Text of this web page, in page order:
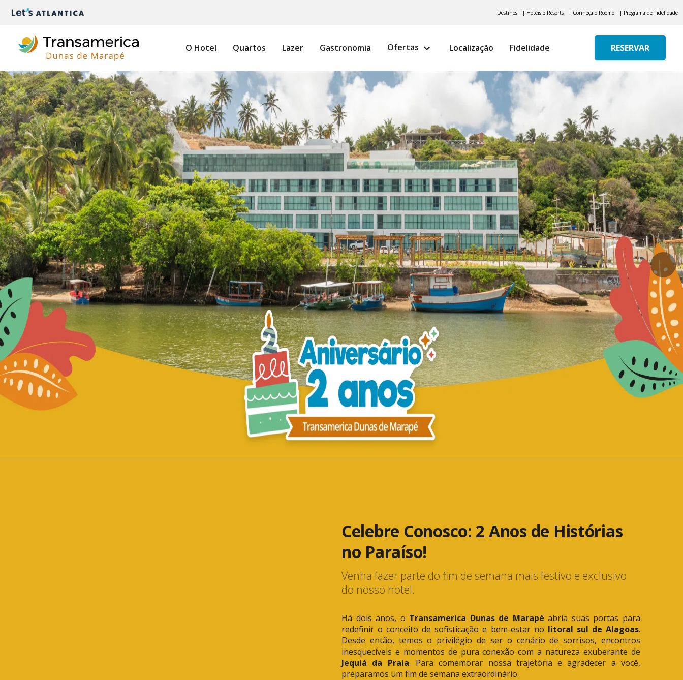
Destinos | Hotéis e Resorts | Conheça o Roomo | Programa de Fidelidade
O Hotel Quartos Lazer Gastronomia Ofertas Localização Fidelidade RESERVAR
Celebre Conosco: 2 Anos de Histórias
no Paraíso!
Venha fazer parte do fim de semana mais festivo e exclusivo
do nosso hotel.
Há dois anos, o Transamerica Dunas de Marapé abria suas portas para
redefinir o conceito de sofisticação e bem-estar no litoral sul de Alagoas.
Desde então, temos o privilégio de ser o cenário de sorrisos, encontros
inesquecíveis e momentos de pura conexão com a natureza exuberante de
Jequiá da Praia. Para comemorar nossa trajetória e agradecer a você,
preparamos um fim de semana extraordinário.